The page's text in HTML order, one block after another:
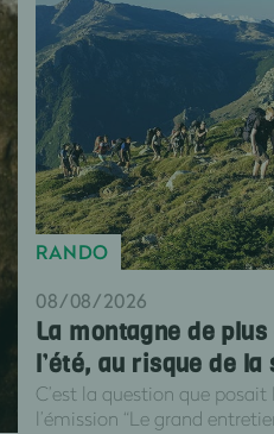
RANDO
08/08/2026
La montagne de
l’été, au risque de
C’est la question que posait
l’émission “Le grand